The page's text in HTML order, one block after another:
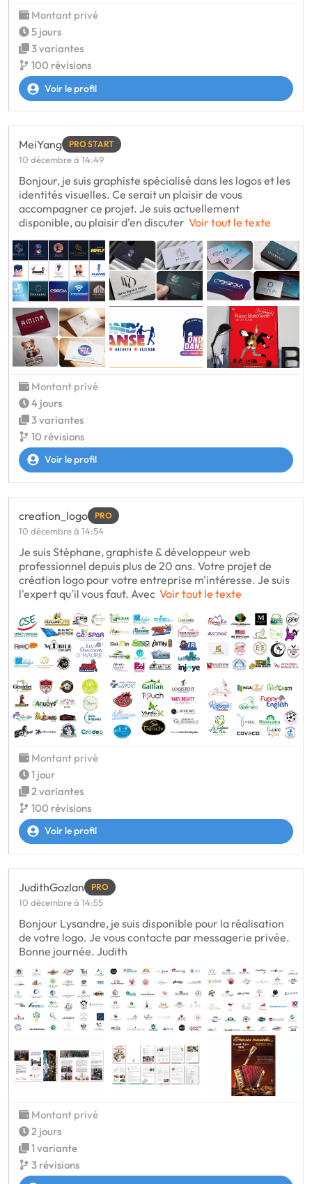
Montant privé
5 jours
3 variantes
100 révisions
Voir le profil
MeiYang PRO START
10 décembre à 14:49
Bonjour, je suis graphiste spécialisé dans les logos et les
identités visuelles. Ce serait un plaisir de vous
accompagner ce projet. Je suis actuellement
disponible, au plaisir d'en discuter Voir tout le texte
Montant privé
4 jours
3 variantes
10 révisions
Voir le profil
creation_logo PRO
10 décembre à 14:54
Je suis Stéphane, graphiste & développeur web
professionnel depuis plus de 20 ans. Votre projet de
création logo pour votre entreprise m'intéresse. Je suis
l'expert qu'il vous faut. Avec Voir tout le texte
Montant privé
1 jour
2 variantes
100 révisions
Voir le profil
JudithGozlan PRO
10 décembre à 14:55
Bonjour Lysandre, je suis disponible pour la réalisation
de votre logo. Je vous contacte par messagerie privée.
Bonne journée. Judith
Montant privé
2 jours
1 variante
3 révisions